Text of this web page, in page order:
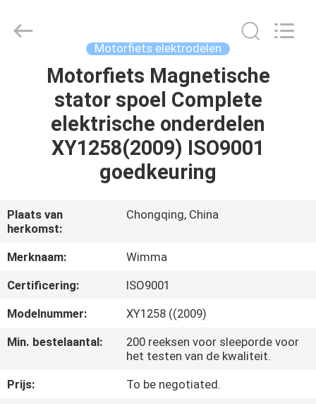
THUIS
PRODUCTEN
OVER
ONS
FABRIEKSTOCHT
KWALITEITSCONTROLE
Spare
Parts
Motorfiets elektrodelen
Motorfiets Magnetische
stator spoel Complete
elektrische onderdelen
XY1258(2009) ISO9001
goedkeuring
Plaats van
herkomst:
Chongqing, China
Merknaam:
Wimma
Certificering:
ISO9001
Modelnummer:
XY1258 ((2009)
Min. bestelaantal:
200 reeksen voor sleeporde voor
het testen van de kwaliteit.
Prijs:
To be negotiated.